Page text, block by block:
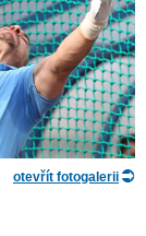
otevřít fotogalerii